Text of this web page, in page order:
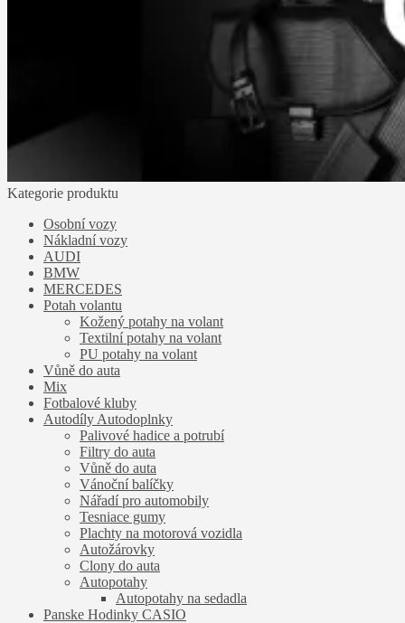
Kategorie produktu
Osobní vozy
Nákladní vozy
AUDI
BMW
MERCEDES
Potah volantu
Kožený potahy na volant
Textilní potahy na volant
PU potahy na volant
Vůně do auta
Mix
Fotbalové kluby
Autodíly Autodoplnky
Palivové hadice a potrubí
Filtry do auta
Vůně do auta
Vánoční balíčky
Nářadí pro automobily
Tesniace gumy
Plachty na motorová vozidla
Autožárovky
Clony do auta
Autopotahy
Autopotahy na sedadla
Panske Hodinky CASIO